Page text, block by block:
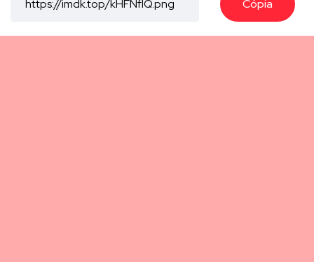
Cópia